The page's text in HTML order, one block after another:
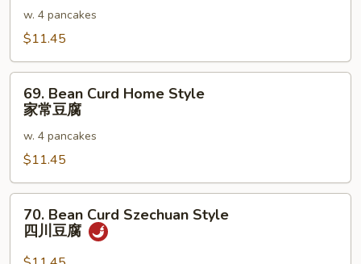
Broccoli
芥
兰
w. 4 pancakes
$11.45
Bean
Curd
Home
Style
家
常
69. Bean Curd Home Style
家常豆腐
w. 4 pancakes
$11.45
Bean
Curd
70. Bean Curd Szechuan Style
四川豆腐